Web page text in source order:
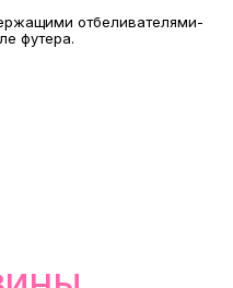
отбеливателями-
футера.